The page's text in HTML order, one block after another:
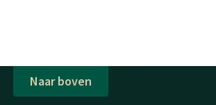
Naar boven